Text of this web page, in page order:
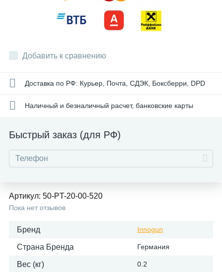
Добавить к сравнению
Доставка по РФ: Курьер, Почта, СДЭК, Боксберри, DPD
Наличный и безналичный расчет, банковские карты
Быстрый заказ (для РФ)
Артикул: 50-PT-20-00-520
Пока нет отзывов
Бренд Innogun
Страна Бренда Германия
Вес (кг) 0.2